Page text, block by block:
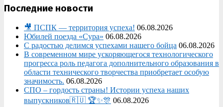
Последние новости
🎥 ПСПК — территория успеха! 06.08.2026
Юбилей поезда «Сура» 06.08.2026
С радостью делимся успехами нашего бойца 06.08.2026
В современном мире ускоряющегося технологического
прогресса роль педагога дополнительного образования в
области технического творчества приобретает особую
значимость. 06.08.2026
СПО – гордость страны! Истории успеха наших
выпускников🇷🇺 🏆✨🎊 06.08.2026